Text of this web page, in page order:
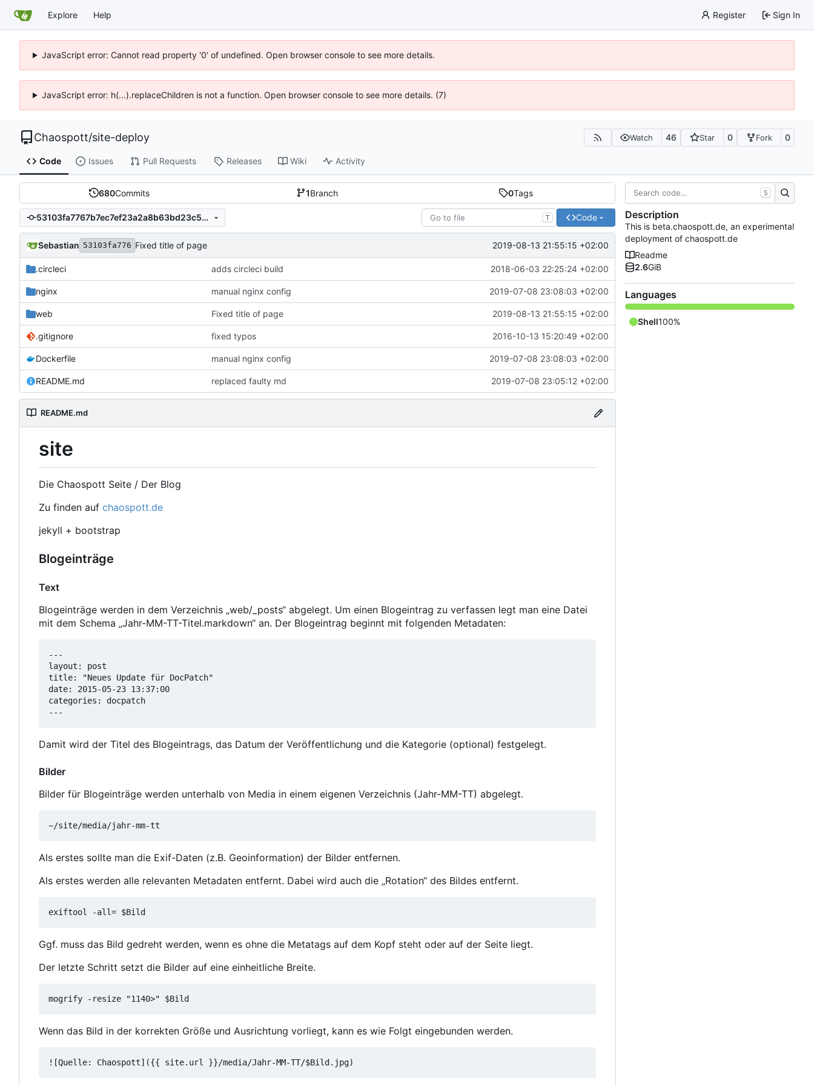
Explore Help Register Sign In
JavaScript error: Cannot read property '0' of undefined. Open browser console to see more details.
JavaScript error: h(...).replaceChildren is not a function. Open browser console to see more details. (7)
Chaospott/site-deploy Watch 46 Star 0 Fork 0
Code Issues Pull Requests Releases Wiki Activity
680Commits 1Branch 0Tags
53103fa7767b7ec7ef23a2a8b63bd23c5dbd0e87 T Code
Sebastian 53103fa776 Fixed title of page 2019-08-13 21:55:15 +02:00
.circleci adds circleci build 2018-06-03 22:25:24 +02:00
nginx manual nginx config 2019-07-08 23:08:03 +02:00
web Fixed title of page 2019-08-13 21:55:15 +02:00
.gitignore fixed typos 2016-10-13 15:20:49 +02:00
Dockerfile manual nginx config 2019-07-08 23:08:03 +02:00
README.md replaced faulty md 2019-07-08 23:05:12 +02:00
README.md
site
Die Chaospott Seite / Der Blog
Zu finden auf chaospott.de
jekyll + bootstrap
Blogeinträge
Text
Blogeinträge werden in dem Verzeichnis „web/_posts“ abgelegt. Um einen Blogeintrag zu verfassen legt man eine Datei
mit dem Schema „Jahr-MM-TT-Titel.markdown“ an. Der Blogeintrag beginnt mit folgenden Metadaten:
---
layout: post
title: "Neues Update für DocPatch"
date: 2015-05-23 13:37:00
categories: docpatch
---
Damit wird der Titel des Blogeintrags, das Datum der Veröffentlichung und die Kategorie (optional) festgelegt.
Bilder
Bilder für Blogeinträge werden unterhalb von Media in einem eigenen Verzeichnis (Jahr-MM-TT) abgelegt.
Als erstes sollte man die Exif-Daten (z.B. Geoinformation) der Bilder entfernen.
Als erstes werden alle relevanten Metadaten entfernt. Dabei wird auch die „Rotation“ des Bildes entfernt.
Ggf. muss das Bild gedreht werden, wenn es ohne die Metatags auf dem Kopf steht oder auf der Seite liegt.
Der letzte Schritt setzt die Bilder auf eine einheitliche Breite.
Wenn das Bild in der korrekten Größe und Ausrichtung vorliegt, kann es wie Folgt eingebunden werden.
S
Description
This is beta.chaospott.de, an experimental
deployment of chaospott.de
Readme
2.6GiB
Languages
Shell100%